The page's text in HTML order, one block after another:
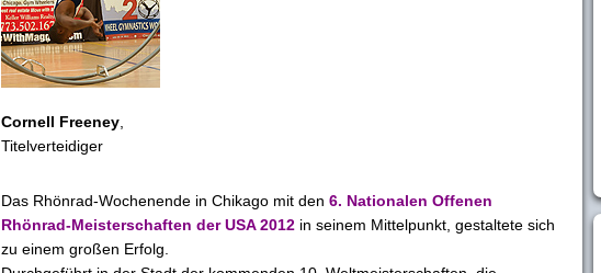
Cornell Freeney
Titelverteidiger
Das Rhönrad-Wochenende in Chikago mit den 6. Nationalen Offenen
Rhönrad-Meisterschaften der USA 2012 in seinem Mittelpunkt, gestaltete sich
zu einem großen Erfolg.